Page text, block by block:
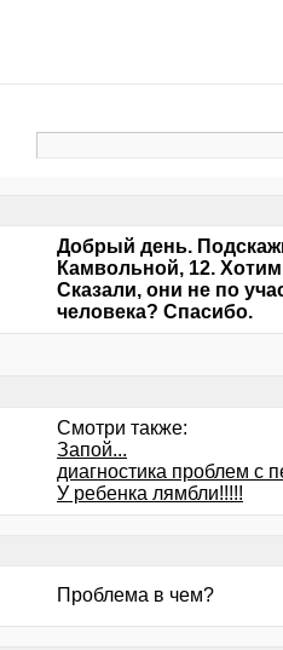
Добрый день.
Камвольной, 12.
Сказали, они не по
человека? Спасибо.
Смотри также:
Запой...
диагностика проблем с
У ребенка лямбли!!!!!
Проблема в чем?